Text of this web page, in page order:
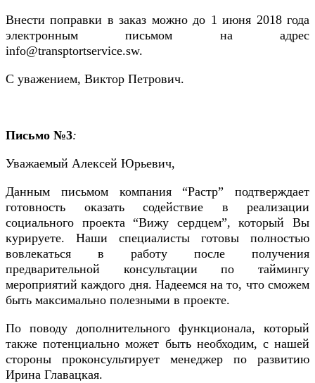
Внести поправки в заказ можно до 1 июня 2018 года
электронным письмом на адрес
info@transptortservice.sw.
С уважением, Виктор Петрович.
Письмо №3:
Уважаемый Алексей Юрьевич,
Данным письмом компания “Растр” подтверждает
готовность оказать содействие в реализации
социального проекта “Вижу сердцем”, который Вы
курируете. Наши специалисты готовы полностью
вовлекаться в работу после получения
предварительной консультации по таймингу
мероприятий каждого дня. Надеемся на то, что сможем
быть максимально полезными в проекте.
По поводу дополнительного функционала, который
также потенциально может быть необходим, с нашей
стороны проконсультирует менеджер по развитию
Ирина Главацкая.